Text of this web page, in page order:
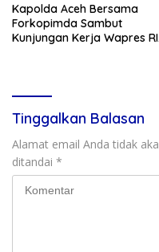
Kapolda Aceh Bersama
Forkopimda Sambut
Kunjungan Kerja Wapres RI
Tinggalkan Balasan
Alamat email Anda tidak
ditandai *